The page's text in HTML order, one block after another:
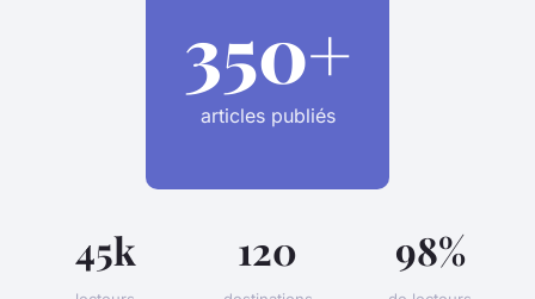
350+
articles publiés
45k 120 98%